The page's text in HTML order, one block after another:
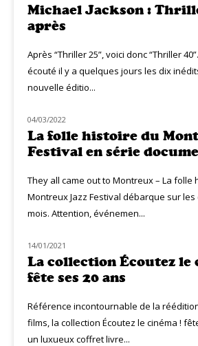
Michael Jackson :
après
Après “Thriller 25”, voici donc “Thriller
écouté il y a quelques jours les dix
nouvelle éditio...
MUZIQ NEWS
04/03/2022
La folle histoire du
Festival en série
They all came out to Montreux – La folle
Montreux Jazz Festival débarque sur
mois. Attention, événemen...
CINÉ MUZIQ
14/01/2021
La collection Écoutez le
fête ses 20 ans
Référence incontournable de la
films, la collection Écoutez le cinéma !
un luxueux coffret livre...